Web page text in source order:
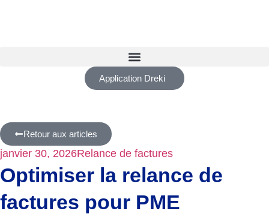
Application Dreki
Retour aux articles
janvier 30, 2026Relance de factures
Optimiser la relance de
factures pour PME